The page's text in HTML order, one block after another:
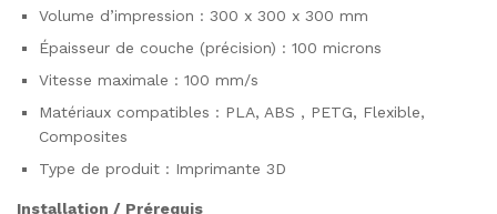
Volume d’impression : 300 x 300 x 300 mm
Épaisseur de couche (précision) : 100 microns
Vitesse maximale : 100 mm/s
Matériaux compatibles : PLA, ABS , PETG, Flexible,
Composites
Type de produit : Imprimante 3D
Installation / Prérequis